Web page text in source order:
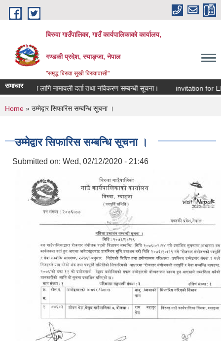
Skip to main content
बिरुवा गाउँपालिका, गाउँ कार्यपालिकाको कार्यालय,
गण्डकी प्रदेश, स्याङ्जा, नेपाल
"समृद्ध बिरुवा सुखी बिरुवावासी"
समाचार
खर्चका लागि नामावली दर्ता तथा नविकरण सम्बन्धी सूचना। invitation for
You are here
Home » उम्मेद्वार सिफारिस सम्बन्धि सूचना ।
उम्मेद्वार सिफारिस सम्बन्धि सूचना ।
Submitted on: Wed, 02/12/2020 - 21:46